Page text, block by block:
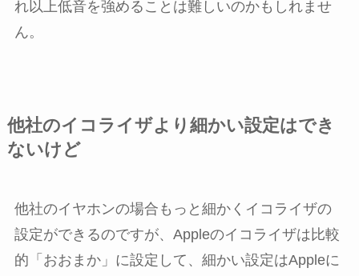
れ以上低音を強めることは難しいのかもしれませ
ん。
他社のイコライザより細かい設定はでき
ないけど
他社のイヤホンの場合もっと細かくイコライザの
設定ができるのですが、Appleのイコライザは比較
的「おおまか」に設定して、細かい設定はAppleに